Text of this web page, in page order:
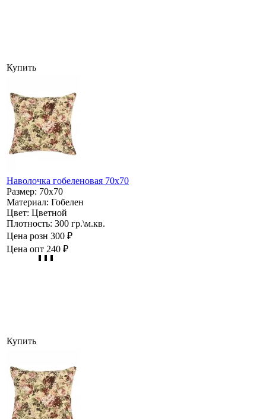
Купить
Наволочка гобеленовая 70х70
Размер: 70х70
Материал: Гобелен
Цвет: Цветной
Плотность: 300 гр.\м.кв.
Цена розн 300 ₽
Цена опт 240 ₽
Купить